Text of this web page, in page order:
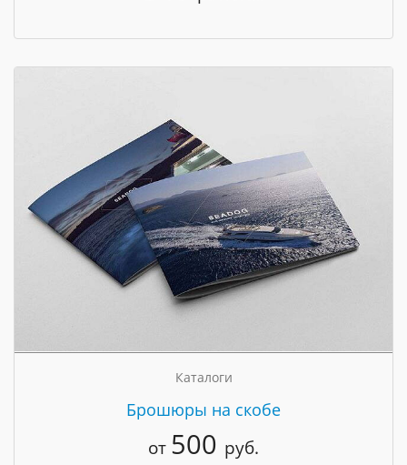
Каталоги
Брошюры на скобе
от 500 руб.